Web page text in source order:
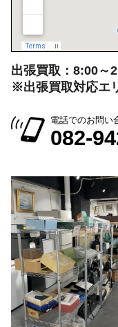
電話でのお問い
082-